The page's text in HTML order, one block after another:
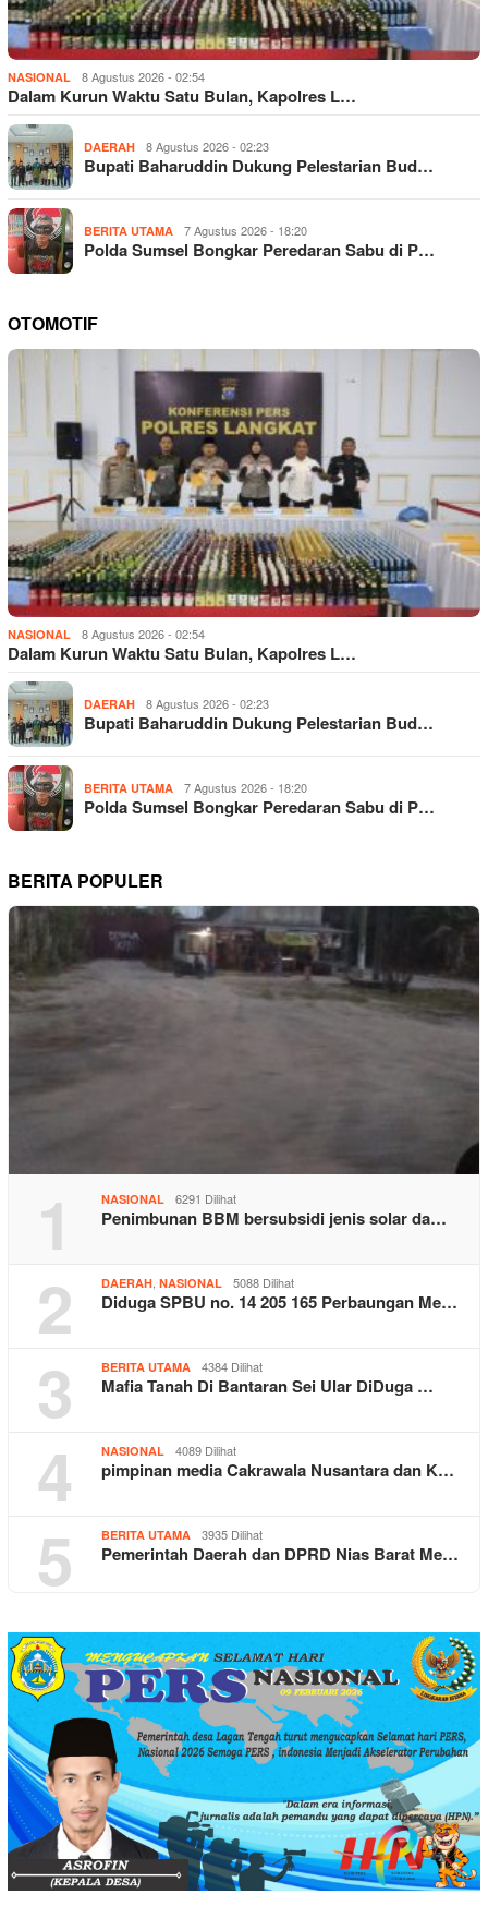
NASIONAL 8 Agustus 2026 - 02:54
Dalam Kurun Waktu Satu Bulan, Kapolres L…
DAERAH 8 Agustus 2026 - 02:23
Bupati Baharuddin Dukung Pelestarian Bud…
BERITA UTAMA 7 Agustus 2026 - 18:20
Polda Sumsel Bongkar Peredaran Sabu di P…
OTOMOTIF
NASIONAL 8 Agustus 2026 - 02:54
Dalam Kurun Waktu Satu Bulan, Kapolres L…
DAERAH 8 Agustus 2026 - 02:23
Bupati Baharuddin Dukung Pelestarian Bud…
BERITA UTAMA 7 Agustus 2026 - 18:20
Polda Sumsel Bongkar Peredaran Sabu di P…
BERITA POPULER
1 NASIONAL 6291 Dilihat
Penimbunan BBM bersubsidi jenis solar da…
2 DAERAH NASIONAL 5088 Dilihat
Diduga SPBU no. 14 205 165 Perbaungan Me…
3 BERITA UTAMA 4384 Dilihat
Mafia Tanah Di Bantaran Sei Ular DiDuga …
4 NASIONAL 4089 Dilihat
pimpinan media Cakrawala Nusantara dan K…
5 BERITA UTAMA 3935 Dilihat
Pemerintah Daerah dan DPRD Nias Barat Me…